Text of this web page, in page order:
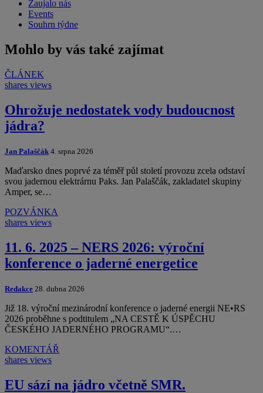
Zaujalo nás
Events
Souhrn týdne
Mohlo by vás také zajímat
ČLÁNEK
shares views
Ohrožuje nedostatek vody budoucnost
jádra?
Jan Palaščák 4. srpna 2026
Maďarsko dnes poprvé za téměř půl století provozu zcela odstaví
svou jadernou elektrárnu Paks. Jan Palaščák, zakladatel skupiny
Amper, se…
POZVÁNKA
shares views
11. 6. 2025 – NERS 2026: výroční
konference o jaderné energetice
Redakce 28. dubna 2026
Již 18. výroční mezinárodní konference o jaderné energii NE•RS
2026 proběhne s podtitulem „NA CESTĚ K ÚSPĚCHU
ČESKÉHO JADERNÉHO PROGRAMU“.…
KOMENTÁŘ
shares views
EU sází na jádro včetně SMR.